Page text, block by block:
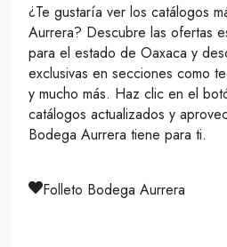
¿Te gustaría ver los catálogos
Aurrera? Descubre las ofertas
para el estado de Oaxaca y
exclusivas en secciones como
y mucho más. Haz clic en el
catálogos actualizados y
Bodega Aurrera tiene para ti.
Folleto Bodega Aurrera